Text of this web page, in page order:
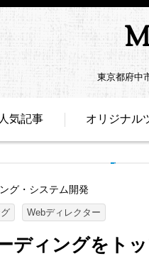
東京都府中
人気記事 オリジナル
グ・システム開発
Webディレクター
ディングをト